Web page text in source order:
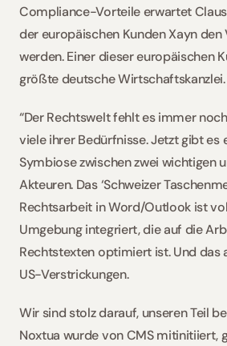
Compliance-Vorteile erwartet
der europäischen Kunden Xayn den
werden. Einer dieser europäischen
größte deutsche Wirtschaftskanzlei.
“Der Rechtswelt fehlt es immer
viele ihrer Bedürfnisse. Jetzt gibt es
Symbiose zwischen zwei wichtigen
Akteuren. Das ‘Schweizer
Rechtsarbeit in Word/Outlook ist
Umgebung integriert, die auf die
Rechtstexten optimiert ist. Und das
US-Verstrickungen.
Wir sind stolz darauf, unseren Teil
Noxtua wurde von CMS mitinitiiert,